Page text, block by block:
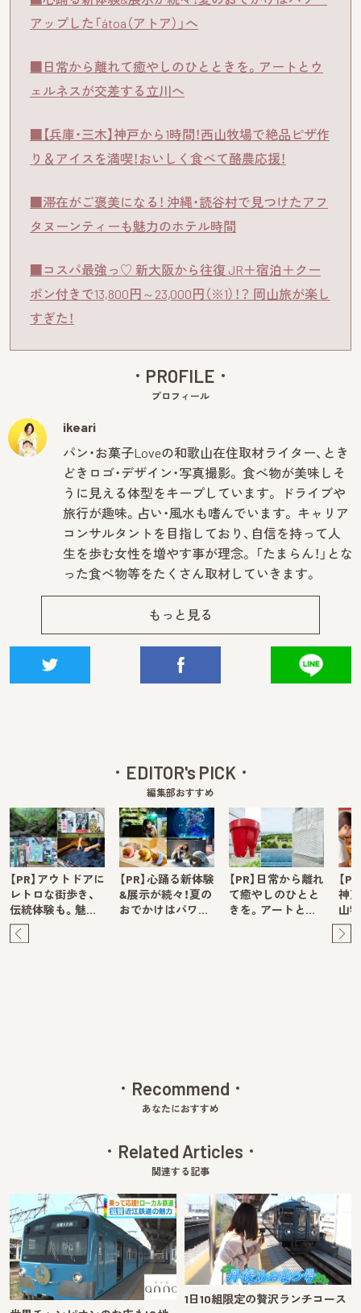
アップした「átoa（アトア）」へ
■日常から離れて癒やしのひとときを。アートとウ
ェルネスが交差する立川へ
■【兵庫・三木】神戸から1時間！西山牧場で絶品ピザ作
り＆アイスを満喫！おいしく食べて酪農応援！
■滞在がご褒美になる！ 沖縄・読谷村で見つけたアフ
タヌーンティーも魅力のホテル時間
■コスパ最強っ♡ 新大阪から往復 JR＋宿泊＋クー
ポン付きで13,800円～23,000円（※1）！？ 岡山旅が楽し
すぎた！
PROFILE
プロフィール
ikeari
パン・お菓子Loveの和歌山在住取材ライター、とき
どきロゴ・デザイン・写真撮影。 食べ物が美味しそ
うに見える体型をキープしています。 ドライブや
旅行が趣味。占い・風水も嗜んでいます。 キャリア
コンサルタントを目指しており、自信を持って人
生を歩む女性を増やす事が理念。 「たまらん！」とな
った食べ物等をたくさん取材していきます。
もっと見る
EDITOR's PICK
編集部おすすめ
【PR】アウトドアに
レトロな街歩き、
伝統体験も。魅…
【PR】心踊る新体験
&展示が続々！夏の
おでかけはパワ…
【PR】日常から離れ
て癒やしのひとと
きを。アートと…
【
神
山
Recommend
あなたにおすすめ
Related Articles
関連する記事
1日10組限定の贅沢ランチコース